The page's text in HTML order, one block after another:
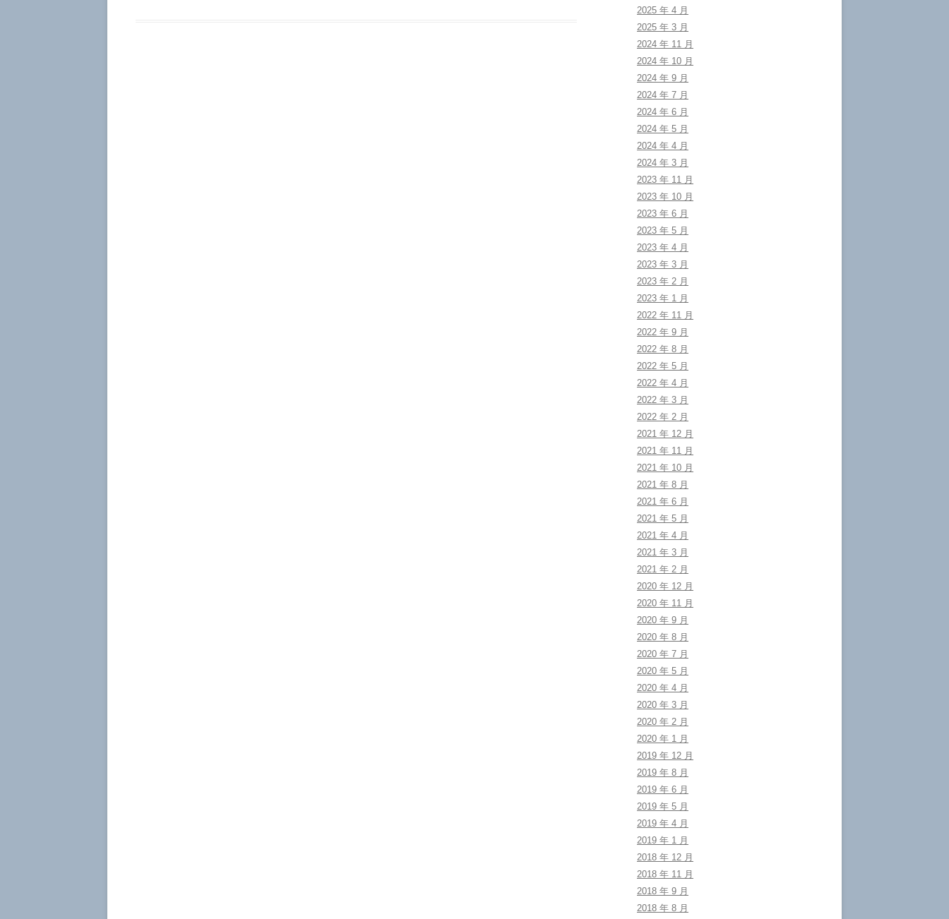
2025 年 4 月
2025 年 3 月
2024 年 11 月
2024 年 10 月
2024 年 9 月
2024 年 7 月
2024 年 6 月
2024 年 5 月
2024 年 4 月
2024 年 3 月
2023 年 11 月
2023 年 10 月
2023 年 6 月
2023 年 5 月
2023 年 4 月
2023 年 3 月
2023 年 2 月
2023 年 1 月
2022 年 11 月
2022 年 9 月
2022 年 8 月
2022 年 5 月
2022 年 4 月
2022 年 3 月
2022 年 2 月
2021 年 12 月
2021 年 11 月
2021 年 10 月
2021 年 8 月
2021 年 6 月
2021 年 5 月
2021 年 4 月
2021 年 3 月
2021 年 2 月
2020 年 12 月
2020 年 11 月
2020 年 9 月
2020 年 8 月
2020 年 7 月
2020 年 5 月
2020 年 4 月
2020 年 3 月
2020 年 2 月
2020 年 1 月
2019 年 12 月
2019 年 8 月
2019 年 6 月
2019 年 5 月
2019 年 4 月
2019 年 1 月
2018 年 12 月
2018 年 11 月
2018 年 9 月
2018 年 8 月